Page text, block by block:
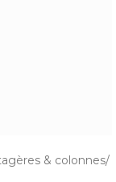
& colonnes